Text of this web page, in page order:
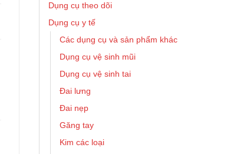
Dụng cụ theo dõi
Dụng cụ y tế
Các dụng cụ và sản phẩm khác
Dụng cụ vệ sinh mũi
Dụng cụ vệ sinh tai
Đai lưng
Đai nẹp
Găng tay
Kim các loại